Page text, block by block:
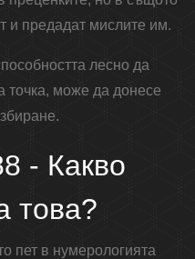
и предадат мислите им.
лесно да
точка, може да донесе
- Какво
това?
пет в нумерологията